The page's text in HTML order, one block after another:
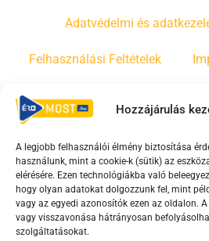
Hozzájárulás
A legjobb felhasználói élmény biztosítása
használunk, mint a cookie-k (sütik) az
elérésére. Ezen technológiákba való
hogy olyan adatokat dolgozzunk fel, mint
vagy az egyedi azonosítók ezen az oldalon.
vagy visszavonása hátrányosan
szolgáltatásokat.
Adatvédelmi és
Felhasználási Feltételek
Irányelvek
F
a
c
e
b
Y
o
u
t
u
T
i
k
t